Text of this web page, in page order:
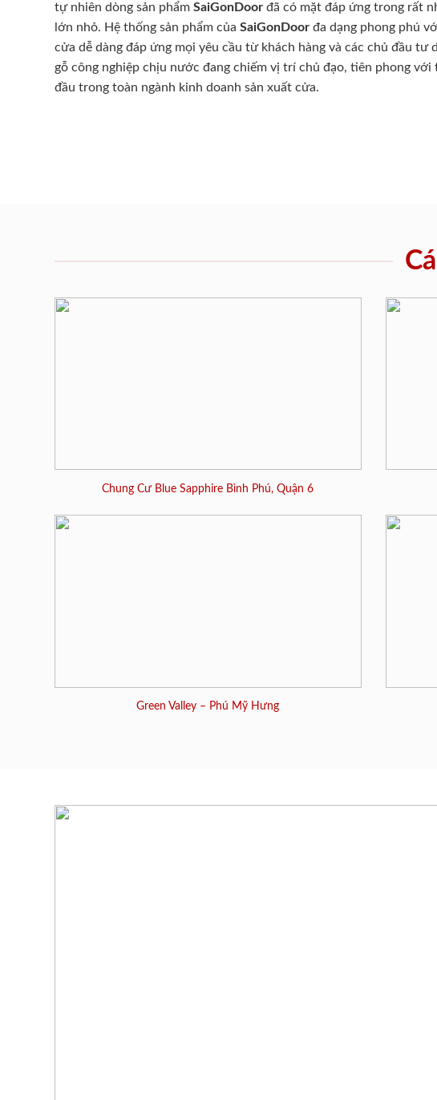
tự nhiên dòng sản phẩm SaiGonDoor đã có mặt đáp ứng trong rất
lớn nhỏ. Hệ thống sản phẩm của SaiGonDoor đa dạng phong phú
cửa dễ dàng đáp ứng mọi yêu cầu từ khách hàng và các chủ đầu tư
gỗ công nghiệp chịu nước đang chiếm vị trí chủ đạo, tiên phong với
đầu trong toàn ngành kinh doanh sản xuất cửa.
Chung Cư Blue Sapphire Bình Phú, Quận 6
Green Valley – Phú Mỹ Hưng